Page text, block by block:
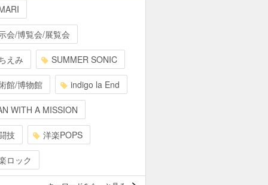
会/博覧会/展覧会
えみ SUMMER SONIC
館/博物館 indigo la End
WITH A MISSION
技 洋楽POPS
ロック